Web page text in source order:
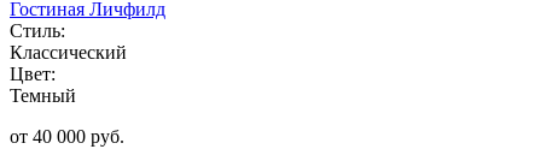
Гостиная Личфилд
Стиль:
Классический
Цвет:
Темный
от 40 000 руб.